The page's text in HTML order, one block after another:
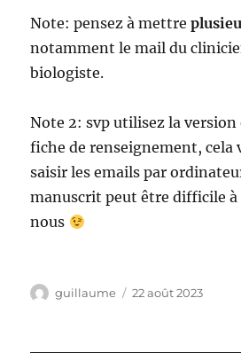
Note: pensez à mettre
notamment le mail du
biologiste.
Note 2: svp utilisez la
fiche de renseignement, cela
saisir les emails par
manuscrit peut être difficile
nous
Auteur
guillaume
Publié
22 août 2023